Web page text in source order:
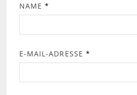
NAME*
E-MAIL-ADRESSE *